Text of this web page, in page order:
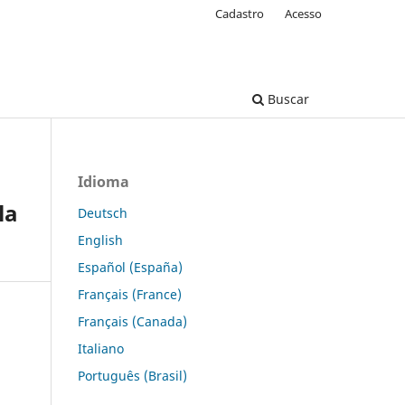
Buscar
Cadastro Acesso
Idioma
Deutsch
English
Español (España)
Français (France)
Français (Canada)
Italiano
Português (Brasil)